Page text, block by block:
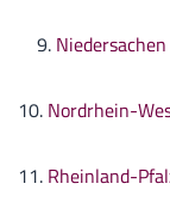
9. Niedersachen
10. Nordrhein-
11. Rheinland-